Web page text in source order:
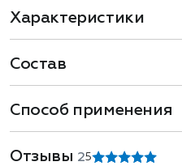
Характеристики
Состав
Способ применения
Отзывы 25